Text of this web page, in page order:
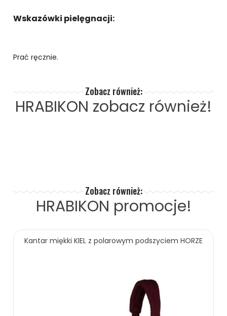
Wskazówki pielęgnacji:
Prać ręcznie.
Zobacz również:
HRABIKON zobacz również!
Zobacz również:
HRABIKON promocje!
Kantar miękki KIEL z polarowym podszyciem HORZE